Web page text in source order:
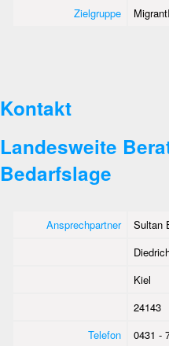
Zielgruppe
Kontakt
Landesweite
Bedarfslage
Ansprechpartner
Sultan
Kiel
24143
Telefon
0431 -